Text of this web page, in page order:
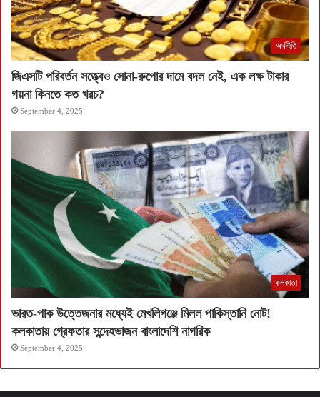
অর্থনীতি
জিএসটি পরিবর্তন সত্ত্বেও সোনা-রুপোর দামে বদল নেই, এক লক্ষ টাকার
গয়না কিনতে কত খরচ?
September 4, 2025
কলকাতা
ভারত-পাক উত্তেজনার মধ্যেই মেখলিগঞ্জে মিলল পাকিস্তানি নোট!
কলকাতায় গ্রেফতার সন্দেহভাজন বাংলাদেশি নাগরিক
September 4, 2025